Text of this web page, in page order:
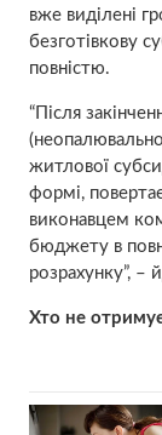
вже виділені
безготівкову
повністю.
“Після
житлової
формі,
виконавцем
бюджету в
розрахунку”, –
Хто не